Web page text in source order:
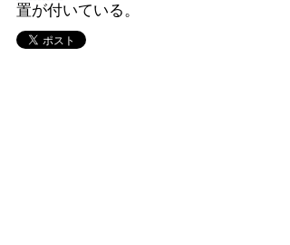
置が付いている。